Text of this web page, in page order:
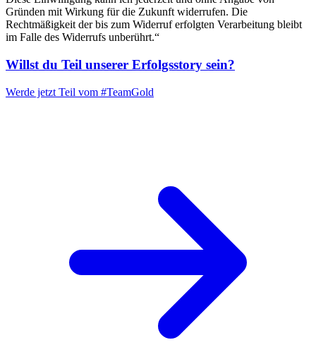
Gründen mit Wirkung für die Zukunft widerrufen. Die
Rechtmäßigkeit der bis zum Widerruf erfolgten Verarbeitung bleibt
im Falle des Widerrufs unberührt.“
Willst du Teil unserer Erfolgsstory sein?
Werde jetzt Teil vom #TeamGold